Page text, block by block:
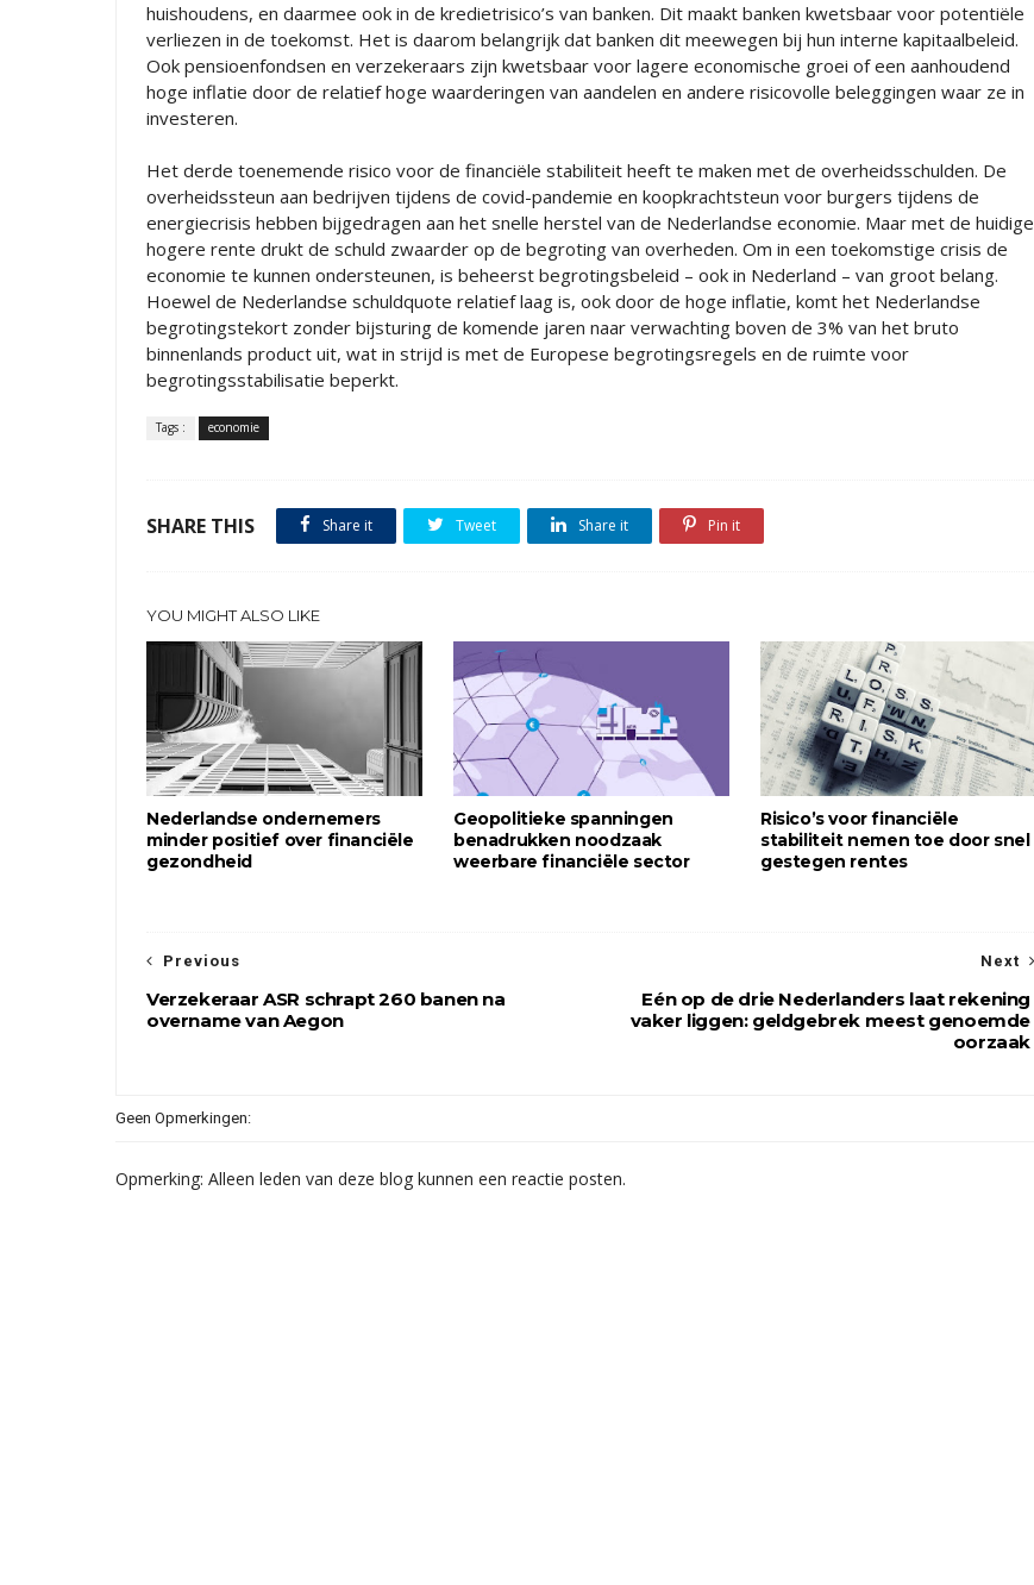
huishoudens, en daarmee ook in de kredietrisico’s van banken. Dit maakt banken kwetsbaar voor potentiële
verliezen in de toekomst. Het is daarom belangrijk dat banken dit meewegen bij hun interne kapitaalbeleid.
Ook pensioenfondsen en verzekeraars zijn kwetsbaar voor lagere economische groei of een aanhoudend
hoge inflatie door de relatief hoge waarderingen van aandelen en andere risicovolle beleggingen waar ze in
investeren.
Het derde toenemende risico voor de financiële stabiliteit heeft te maken met de overheidsschulden. De
overheidssteun aan bedrijven tijdens de covid-pandemie en koopkrachtsteun voor burgers tijdens de
energiecrisis hebben bijgedragen aan het snelle herstel van de Nederlandse economie. Maar met de huidige
hogere rente drukt de schuld zwaarder op de begroting van overheden. Om in een toekomstige crisis de
economie te kunnen ondersteunen, is beheerst begrotingsbeleid – ook in Nederland – van groot belang.
Hoewel de Nederlandse schuldquote relatief laag is, ook door de hoge inflatie, komt het Nederlandse
begrotingstekort zonder bijsturing de komende jaren naar verwachting boven de 3% van het bruto
binnenlands product uit, wat in strijd is met de Europese begrotingsregels en de ruimte voor
begrotingsstabilisatie beperkt.
Tags : economie
SHARE THIS Share it Tweet Share it Pin it
YOU MIGHT ALSO LIKE
Nederlandse ondernemers
minder positief over financiële
gezondheid
Geopolitieke spanningen
benadrukken noodzaak
weerbare financiële sector
Risico’s voor financiële
stabiliteit nemen toe door snel
gestegen rentes
Next
Eén op de drie Nederlanders laat rekening
vaker liggen: geldgebrek meest genoemde
oorzaak
Previous
Verzekeraar ASR schrapt 260 banen na
overname van Aegon
Geen Opmerkingen:
Opmerking: Alleen leden van deze blog kunnen een reactie posten.